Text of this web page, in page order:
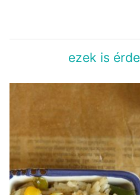
ezek is